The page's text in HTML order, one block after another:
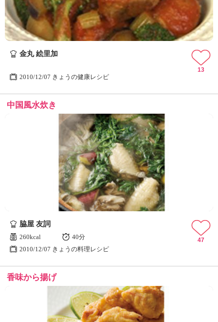
金丸 絵里加
2010/12/07 きょうの健康レシピ
13
中国風水炊き
脇屋 友詞
260kcal
40分
2010/12/07 きょうの料理レシピ
47
香味から揚げ